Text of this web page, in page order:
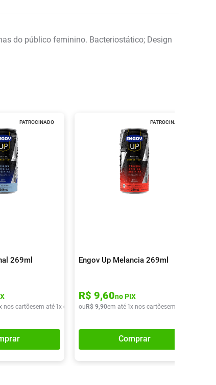
do público feminino. Bacteriostático; Design
PATROCINADO
269ml
nos cartõesem até 1x de R$ 9, 90
PATROCINADO
Engov Up Melancia 269ml
R$ 9,60no PIX
ou R$ 9,90em até 1x nos cartõesem até
Comprar